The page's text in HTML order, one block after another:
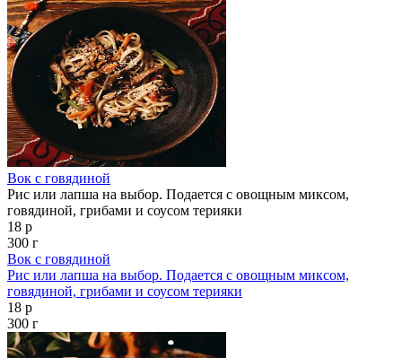
Вок с говядиной
Рис или лапша на выбор. Подается с овощным миксом,
говядиной, грибами и соусом терияки
18 р
300 г
Вок с говядиной
Рис или лапша на выбор. Подается с овощным миксом,
говядиной, грибами и соусом терияки
18 р
300 г